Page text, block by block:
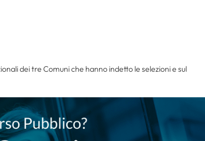
dei tre Comuni che hanno indetto le selezioni e sul